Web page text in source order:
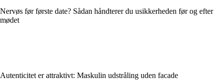
Nervøs før første date? Sådan håndterer du usikkerheden før og efter
mødet
Autenticitet er attraktivt: Maskulin udstråling uden facade